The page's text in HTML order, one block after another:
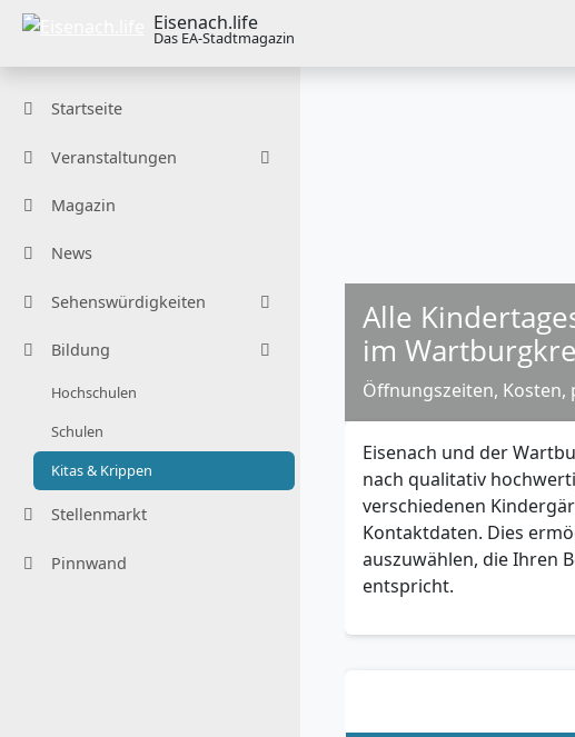
Eisenach.life
Das EA-Stadtmagazin
Startseite
Veranstaltungen
Magazin
News
Sehenswürdigkeiten
Bildung
Hochschulen
Schulen
Kitas & Krippen
Stellenmarkt
Pinnwand
Alle
im
Öffnungszeiten, Kosten,
Eisenach und der
nach qualitativ
verschiedenen
Kontaktdaten. Dies
auszuwählen, die Ihren
entspricht.